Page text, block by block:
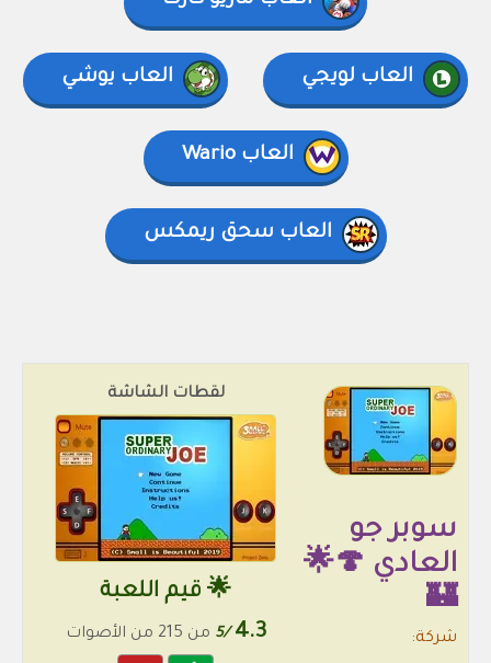
العاب لويجي العاب يوشي
العاب Wario
العاب سحق ريمكس
لقطات الشاشة
🌟 قيم اللعبة
4.3
/5 من 215 من الأصوات
سوبر جو
العادي 🍄🌟
🏰
شركة: